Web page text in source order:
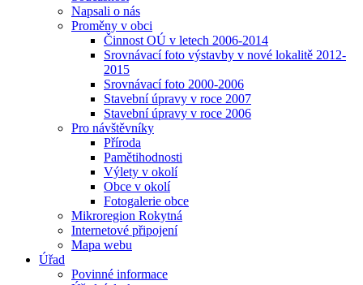
Napsali o nás
Proměny v obci
Činnost OÚ v letech 2006-2014
Srovnávací foto výstavby v nové lokalitě 2012-
2015
Srovnávací foto 2000-2006
Stavební úpravy v roce 2007
Stavební úpravy v roce 2006
Pro návštěvníky
Příroda
Pamětihodnosti
Výlety v okolí
Obce v okolí
Fotogalerie obce
Mikroregion Rokytná
Internetové připojení
Mapa webu
Úřad
Povinné informace